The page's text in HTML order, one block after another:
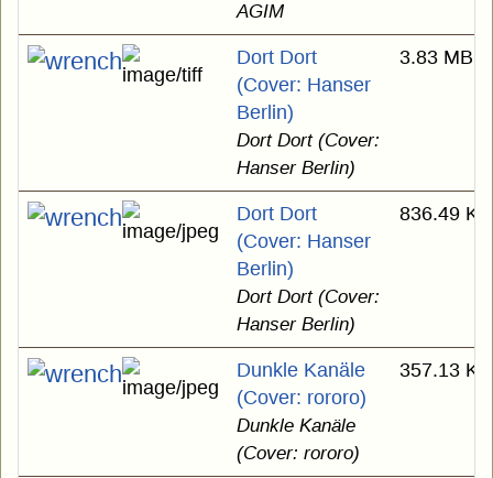
AGIM
Dort Dort
(Cover: Hanser
Berlin)
Dort Dort (Cover:
Hanser Berlin)
3.83 MB
Dort Dort
(Cover: Hanser
Berlin)
Dort Dort (Cover:
Hanser Berlin)
836.49 KB
Dunkle Kanäle
(Cover: rororo)
Dunkle Kanäle
(Cover: rororo)
357.13 KB